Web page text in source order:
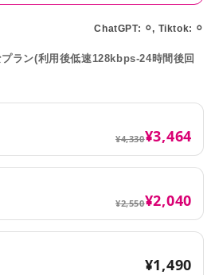
ChatGPT: ⚪︎, Tiktok: ⚪︎
ラン(利用後低速128kbps-24時間後回
¥4,330¥3,464
¥2,550¥2,040
¥1,490